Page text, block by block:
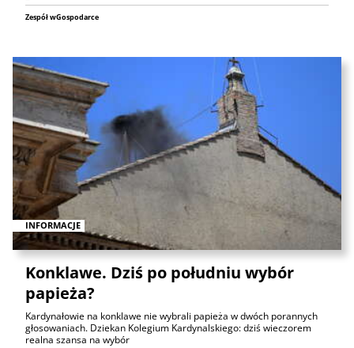
Zespół wGospodarce
INFORMACJE
Konklawe. Dziś po południu wybór
papieża?
Kardynałowie na konklawe nie wybrali papieża w dwóch porannych
głosowaniach. Dziekan Kolegium Kardynalskiego: dziś wieczorem
realna szansa na wybór